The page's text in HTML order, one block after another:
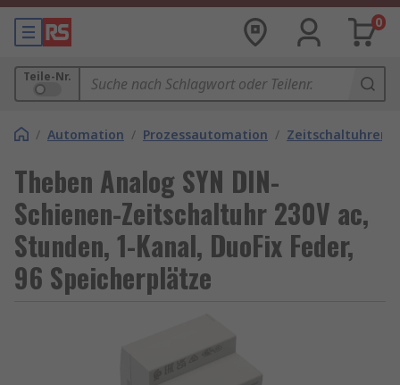
0
Teile-Nr.
/ Automation / Prozessautomation / Zeitschaltuhren
Theben Analog SYN DIN-
Schienen-Zeitschaltuhr 230V ac,
Stunden, 1-Kanal, DuoFix Feder,
96 Speicherplätze